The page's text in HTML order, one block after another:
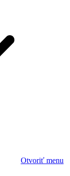
Otvoriť menu